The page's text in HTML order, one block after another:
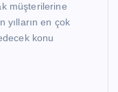
müşterilerine
yılların en çok
konu